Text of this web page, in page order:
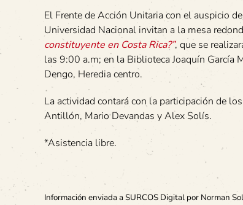
El Frente de Acción Unitaria con el auspicio
Universidad Nacional invitan a la mesa
constituyente en Costa Rica?”, que se
las 9:00 a.m; en la Biblioteca Joaquín García
Dengo, Heredia centro.
La actividad contará con la participación de
Antillón, Mario Devandas y Alex Solís.
*Asistencia libre.
Información enviada a SURCOS Digital por Norman